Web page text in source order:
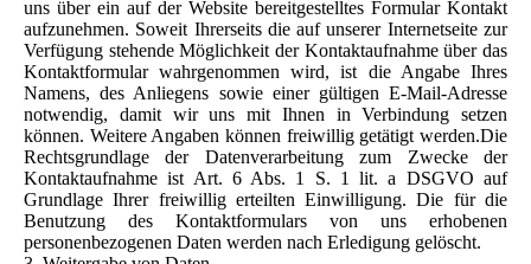
uns über ein auf der Website bereitgestelltes Formular Kontakt
aufzunehmen. Soweit Ihrerseits die auf unserer Internetseite zur
Verfügung stehende Möglichkeit der Kontaktaufnahme über das
Kontaktformular wahrgenommen wird, ist die Angabe Ihres
Namens, des Anliegens sowie einer gültigen E-Mail-Adresse
notwendig, damit wir uns mit Ihnen in Verbindung setzen
können. Weitere Angaben können freiwillig getätigt werden.Die
Rechtsgrundlage der Datenverarbeitung zum Zwecke der
Kontaktaufnahme ist Art. 6 Abs. 1 S. 1 lit. a DSGVO auf
Grundlage Ihrer freiwillig erteilten Einwilligung. Die für die
Benutzung des Kontaktformulars von uns erhobenen
personenbezogenen Daten werden nach Erledigung gelöscht.